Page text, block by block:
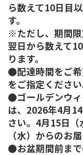
ら数えて10日目
す。
※ただし、期間
翌日から数えて
ります。
●配達時間をご
をご指定ください
●ゴールデンウ
は、2026年4月
さい。4月15日
（水）からのお
●お盆期間前ま